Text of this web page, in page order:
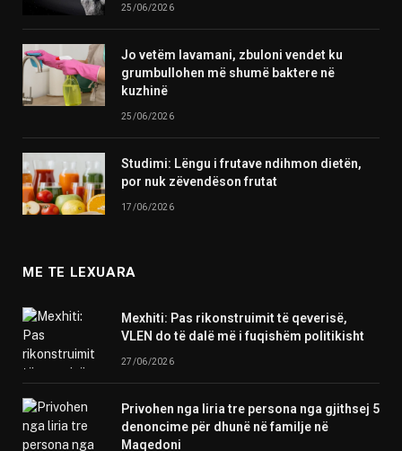
25/06/2026
Jo vetëm lavamani, zbuloni vendet ku
grumbullohen më shumë baktere në
kuzhinë
25/06/2026
Studimi: Lëngu i frutave ndihmon dietën,
por nuk zëvendëson frutat
17/06/2026
ME TE LEXUARA
Mexhiti: Pas rikonstruimit të qeverisë,
VLEN do të dalë më i fuqishëm politikisht
27/06/2026
Privohen nga liria tre persona nga gjithsej 5
denoncime për dhunë në familje në
Maqedoni